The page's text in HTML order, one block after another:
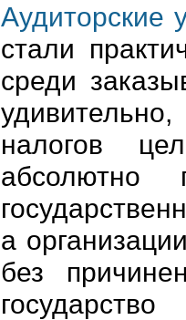
Аудиторские
стали
среди
налогов
абсолютно
а
без